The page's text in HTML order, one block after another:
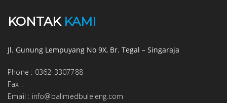
KONTAK KAMI
Jl. Gunung Lempuyang No 9X, Br. Tegal – Singaraja
Phone : 0362-3307788
Fax :
Email : info@balimedbuleleng.com